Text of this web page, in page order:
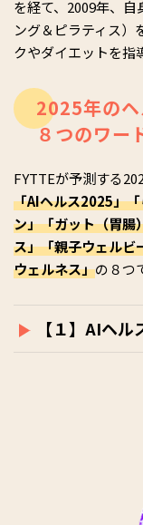
を経て、2009年、
ング＆ピラティス）
クやダイエットを指
2025年の
８つのワー
FYTTEが予測する
「AIヘルス2025」
ン」「ガット（胃腸
ス」「親子ウェルビ
ウェルネス」の８つ
【１】AIヘ